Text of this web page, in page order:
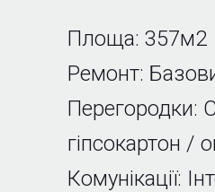
Площа: 357м2
Ремонт:
Перегородки:
гіпсокартон /
Комунікації: